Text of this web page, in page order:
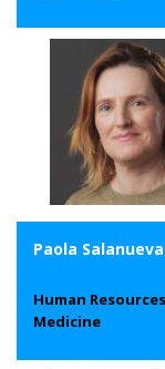
Paola Salanueva
Human
Medicine